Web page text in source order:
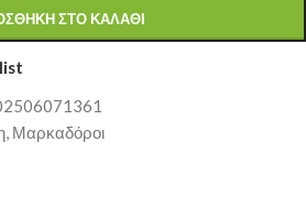
ΣΤΟ ΚΑΛΆΘΙ
, Μαρκαδόροι